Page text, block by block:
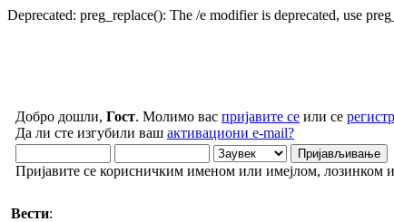
Deprecated: preg_replace(): The /e modifier is deprecated, use
Добро дошли, Гост. Молимо вас пријавите се или се
Да ли сте изгубили ваш активациони e-mail?
Пријавите се корисничким именом или имејлом, лозинком
Вести: